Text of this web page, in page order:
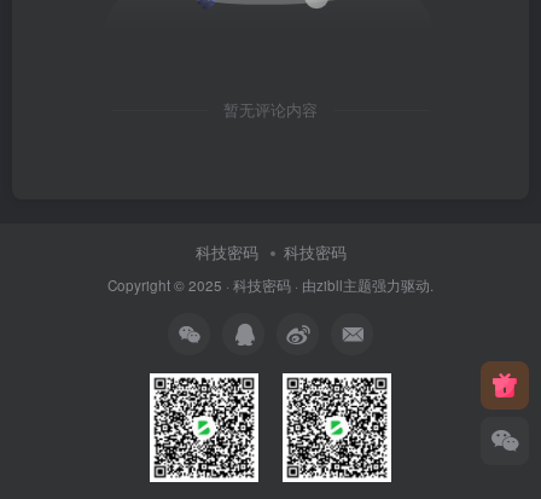
暂无评论内容
科技密码 科技密码
Copyright © 2025 · 科技密码 · 由zibll主题强力驱动.